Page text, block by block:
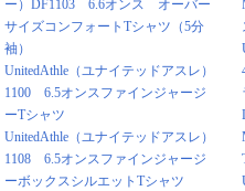
ー）DF1103 6.6オンス オーバー
サイズコンフォートTシャツ（5分
袖）
UnitedAthle（ユナイテッドアスレ）
1100 6.5オンスファインジャージ
ーTシャツ
UnitedAthle（ユナイテッドアスレ）
1108 6.5オンスファインジャージ
ーボックスシルエットTシャツ